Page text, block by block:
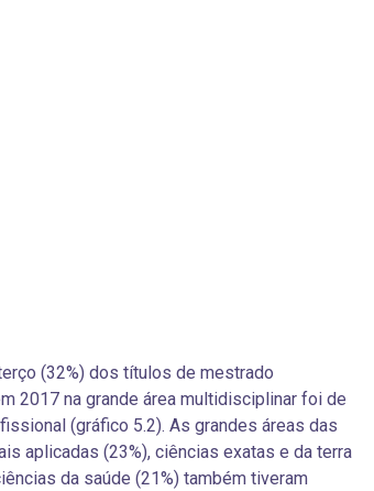
(32%) dos títulos de mestrado
2017 na grande área multidisciplinar foi de
(gráfico 5.2). As grandes áreas das
aplicadas (23%), ciências exatas e da terra
da saúde (21%) também tiveram